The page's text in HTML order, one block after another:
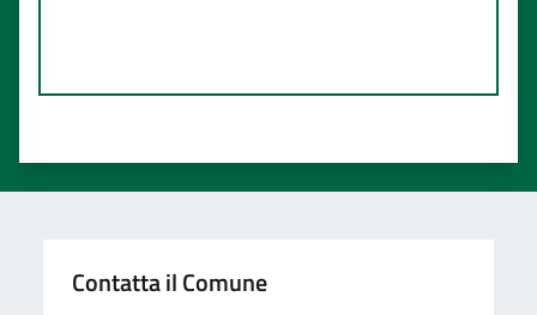
Contatta il Comune